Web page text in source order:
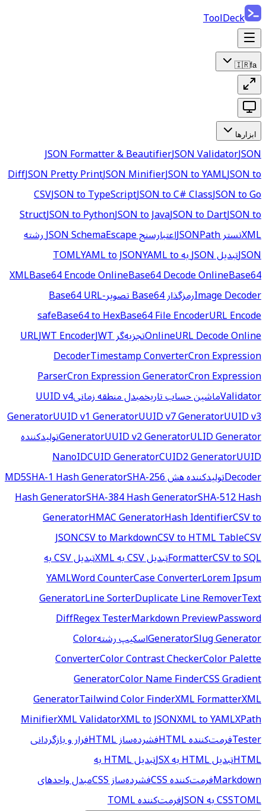
ToolDeck
🇮🇷fa
ابزارها
JSON Formatter & BeautifierJSON ValidatorJSON
DiffJSON Pretty PrintJSON MinifierJSON to YAMLJSON to
CSVJSON to TypeScriptJSON to C# ClassJSON to Go
StructJSON to PythonJSON to JavaJSON to DartJSON to
XMLتستر JSONPath اعتبارسنج JSON Schema
Escape رشته
JSONتبدیل JSON به TOML YAML to JSONYAML to
XMLBase64 Encode OnlineBase64 Decode OnlineBase64
Image Decoderرمزگذار Base64 تصویر
Base64 URL-
safeBase64 to HexBase64 File EncoderURL Encode
OnlineURL Decode Online تجزیه‌گر URL JWT EncoderJWT
DecoderTimestamp ConverterCron Expression
ParserCron Expression GeneratorCron Expression
Validatorماشین حساب تاریخمبدل منطقه زمانیUUID v4
GeneratorUUID v1 GeneratorUUID v7 GeneratorUUID v3
GeneratorUUID v2 GeneratorULID Generator
تولیدکننده
NanoIDCUID GeneratorCUID2 GeneratorUUID
Decoderتولیدکننده هش MD5 SHA-1 Hash GeneratorSHA-256
Hash GeneratorSHA-384 Hash GeneratorSHA-512 Hash
GeneratorHMAC GeneratorHash IdentifierCSV to
JSONCSV to MarkdownCSV to HTML TableCSV
FormatterCSV to SQL تبدیل CSV به XML
تبدیل CSV به
YAMLWord CounterCase ConverterLorem Ipsum
GeneratorLine SorterDuplicate Line RemoverText
DiffRegex TesterMarkdown PreviewPassword
GeneratorSlug Generator اسکیپ رشتهColor
ConverterColor Contrast CheckerColor Palette
GeneratorColor Name FinderCSS Gradient
GeneratorTailwind Color FinderXML FormatterXML
MinifierXML ValidatorXML to JSONXML to YAMLXPath
Testerفرمت‌کننده HTML فشرده‌ساز HTML
فرار و بازگردانی
HTMLتبدیل HTML به JSX
تبدیل HTML به
Markdownفرمت‌کننده CSS فشرده‌ساز CSS
مبدل واحدهای
CSSTOML به JSON فرمت‌کننده TOML